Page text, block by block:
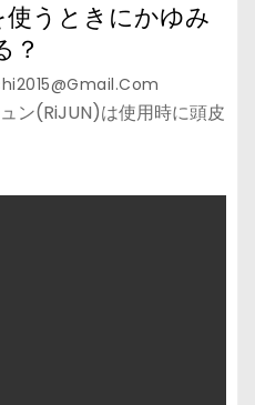
うときにかゆみ
？
ン(RiJUN)は使用時に頭皮